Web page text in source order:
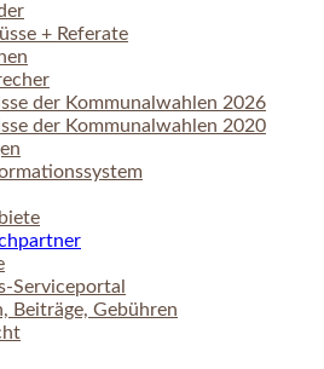
+ Referate
der Kommunalwahlen 2026
der Kommunalwahlen 2020
Serviceportal
Beiträge, Gebühren